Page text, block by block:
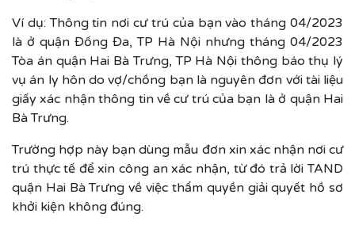
Ví dụ: Thông tin nơi cư trú của bạn vào tháng 04/2023
là ở quận Đống Đa, TP Hà Nội nhưng tháng 04/2023
Tòa án quận Hai Bà Trưng, TP Hà Nội thông báo thụ lý
vụ án ly hôn do vợ/chồng bạn là nguyên đơn với tài liệu
giấy xác nhận thông tin về cư trú của bạn là ở quận Hai
Bà Trưng.
Trường hợp này bạn dùng mẫu đơn xin xác nhận nơi cư
trú thực tế để xin công an xác nhận, từ đó trả lời TAND
quận Hai Bà Trưng về việc thẩm quyền giải quyết hồ sơ
khởi kiện không đúng.